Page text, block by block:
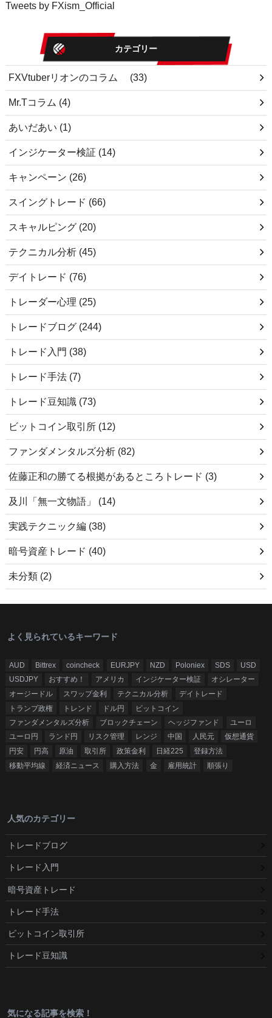
Tweets by FXism_Official
カテゴリー
FXVtuberリオンのコラム (33)
Mr.Tコラム (4)
あいだあい (1)
インジケーター検証 (14)
キャンペーン (26)
スイングトレード (66)
スキャルピング (20)
テクニカル分析 (45)
デイトレード (76)
トレーダー心理 (25)
トレードブログ (244)
トレード入門 (38)
トレード手法 (7)
トレード豆知識 (73)
ビットコイン取引所 (12)
ファンダメンタルズ分析 (82)
佐藤正和の勝てる根拠があるところトレード (3)
及川「無一文物語」 (14)
実践テクニック編 (38)
暗号資産トレード (40)
未分類 (2)
よく見られているキーワード
AUD Bittrex coincheck EURJPY NZD Poloniex SDS
USD
USDJPY
おすすめ！ アメリカ インジケーター検証
オシレーター
オージードル
スワップ金利 テクニカル分析
デイトレード
トランプ政権
トレンド ドル円
ビットコイン
ファンダメンタルズ分析
ブロックチェーン ヘッジファンド
ユーロ
ユーロ円
ランド円 リスク管理 レンジ 中国 人民元
仮想通貨
円安
円高 原油 取引所 政策金利 日経225
登録方法
移動平均線
経済ニュース 購入方法 金 雇用統計 順張り
人気のカテゴリー
トレードブログ
トレード入門
暗号資産トレード
トレード手法
ビットコイン取引所
トレード豆知識
気になる記事を検索！